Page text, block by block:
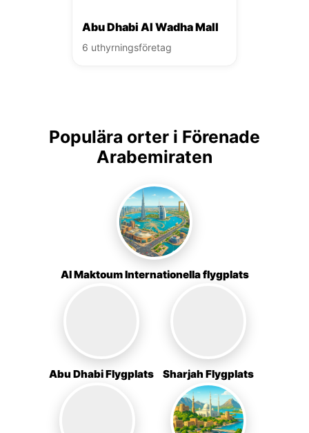
Abu Dhabi Al Wadha Mall
6 uthyrningsföretag
Populära orter i Förenade
Arabemiraten
Al Maktoum Internationella flygplats
Abu Dhabi Flygplats Sharjah Flygplats